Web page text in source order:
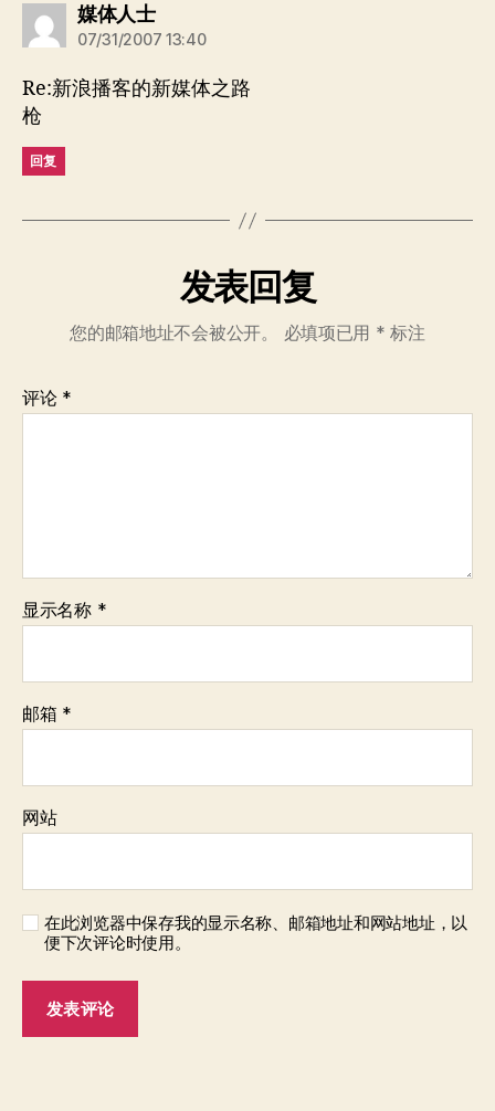
媒体人士说：
07/31/2007 13:40
Re:新浪播客的新媒体之路
枪
回复
发表回复
您的邮箱地址不会被公开。 必填项已用 * 标注
评论 *
显示名称 *
邮箱 *
网站
在此浏览器中保存我的显示名称、邮箱地址和网站地址，以
便下次评论时使用。